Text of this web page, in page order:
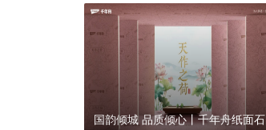
国韵倾城 品质倾心丨千年舟纸面石